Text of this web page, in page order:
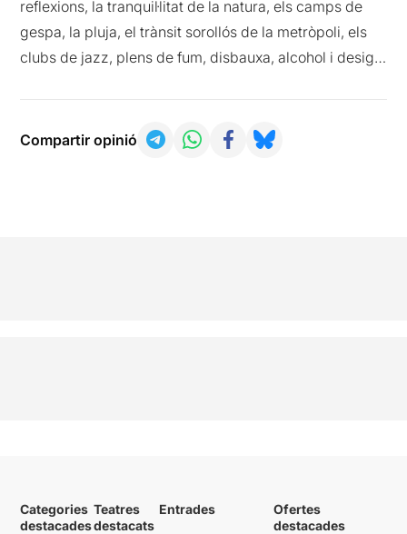
reflexions, la tranquil·litat de la natura, els camps de
gespa, la pluja, el trànsit sorollós de la metròpoli, els
clubs de jazz, plens de fum, disbauxa, alcohol i desig…
Compartir opinió
Categories
destacades
Teatres
destacats
Entrades
Ofertes
destacades